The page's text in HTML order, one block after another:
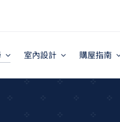
室內設計 購屋指南